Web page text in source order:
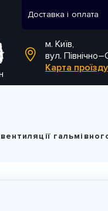
Доставка і оплата
м. Київ,
вул.
Карта проїзду